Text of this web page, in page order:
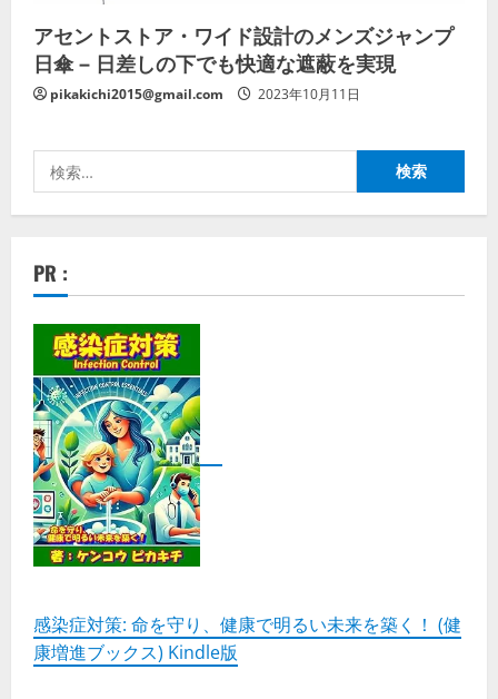
アセントストア・ワイド設計のメンズジャンプ
日傘 – 日差しの下でも快適な遮蔽を実現
pikakichi2015@gmail.com 2023年10月11日
索:
PR :
感染症対策: 命を守り、健康で明るい未来を築く！ (健
康増進ブックス) Kindle版